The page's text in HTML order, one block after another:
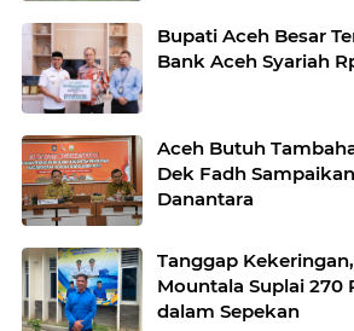
Bupati Aceh Besar
Bank Aceh Syariah
Aceh Butuh
Dek Fadh
Danantara
Tanggap
Mountala Suplai 270
dalam Sepekan